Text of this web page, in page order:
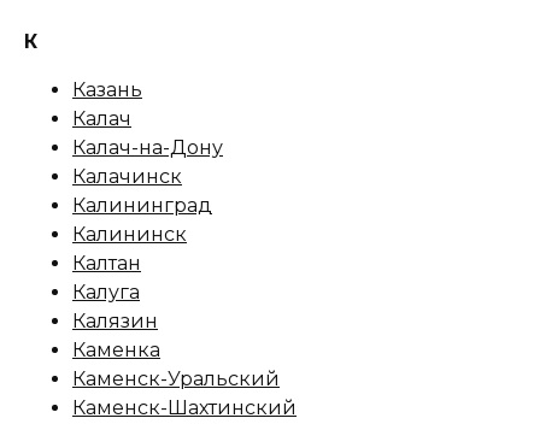
К
Казань
Калач
Калач-на-Дону
Калачинск
Калининград
Калининск
Калтан
Калуга
Калязин
Каменка
Каменск-Уральский
Каменск-Шахтинский